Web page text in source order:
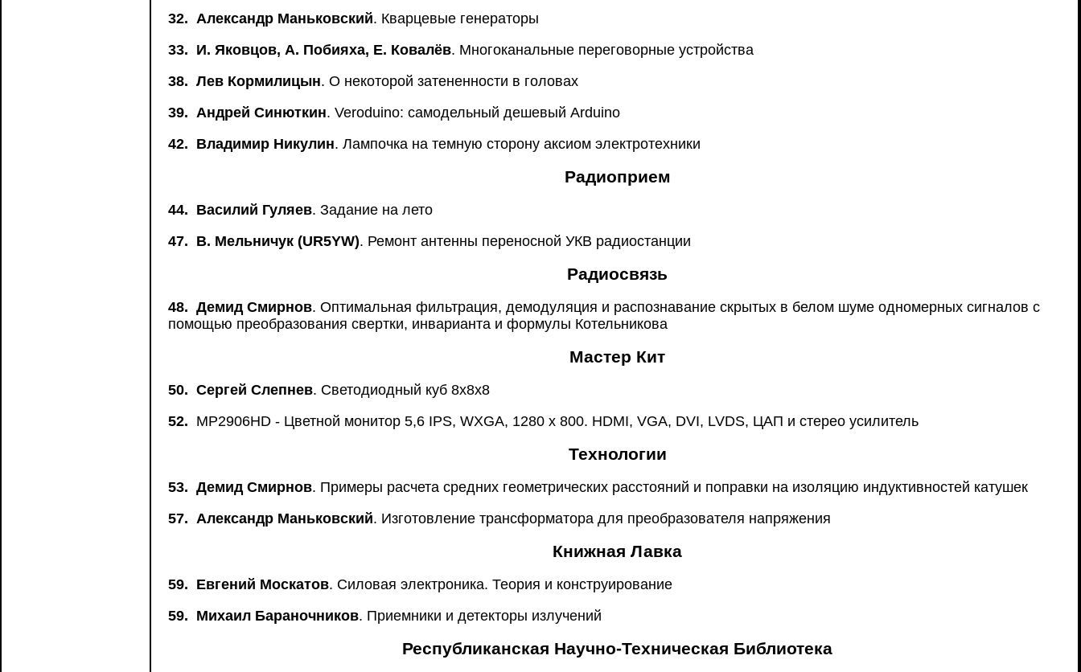
32. Александр Маньковский. Кварцевые генераторы
33. И. Яковцов, А. Побияха, Е. Ковалёв. Многоканальные переговорные устройства
38. Лев Кормилицын. О некоторой затененности в головах
39. Андрей Синюткин. Veroduino: самодельный дешевый Arduino
42. Владимир Никулин. Лампочка на темную сторону аксиом электротехники
Радиоприем
44. Василий Гуляев. Задание на лето
47. В. Мельничук (UR5YW). Ремонт антенны переносной УКВ радиостанции
Радиосвязь
48. Демид Смирнов. Оптимальная фильтрация, демодуляция и распознавание скрытых в белом шуме одномерных сигналов с
помощью преобразования свертки, инварианта и формулы Котельникова
Мастер Кит
50. Сергей Слепнев. Светодиодный куб 8х8х8
52. MP2906HD - Цветной монитор 5,6 IPS, WXGA, 1280 x 800. HDMI, VGA, DVI, LVDS, ЦАП и стерео усилитель
Технологии
53. Демид Смирнов. Примеры расчета средних геометрических расстояний и поправки на изоляцию индуктивностей катушек
57. Александр Маньковский. Изготовление трансформатора для преобразователя напряжения
Книжная Лавка
59. Евгений Москатов. Силовая электроника. Теория и конструирование
59. Михаил Бараночников. Приемники и детекторы излучений
Республиканская Научно-Техническая Библиотека